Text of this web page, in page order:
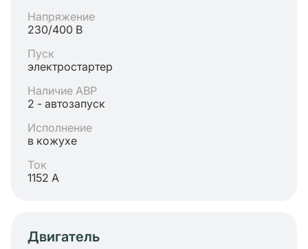
Напряжение
230/400 В
Пуск
электростартер
Наличие АВР
2 - автозапуск
Исполнение
в кожухе
Ток
1152 А
Двигатель